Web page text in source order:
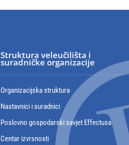
Struktura veleučilišta i
suradničke organizacije
Organizacijska struktura
Nastavnici i suradnici
Poslovno gospodarski savjet Effectusa
Centar izvrsnosti